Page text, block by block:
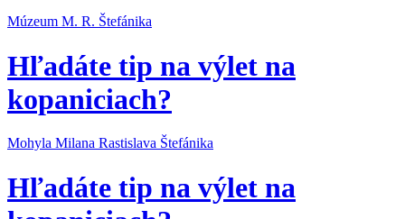
Múzeum M. R. Štefánika
Hľadáte tip na výlet na
kopaniciach?
Mohyla Milana Rastislava Štefánika
Hľadáte tip na výlet na